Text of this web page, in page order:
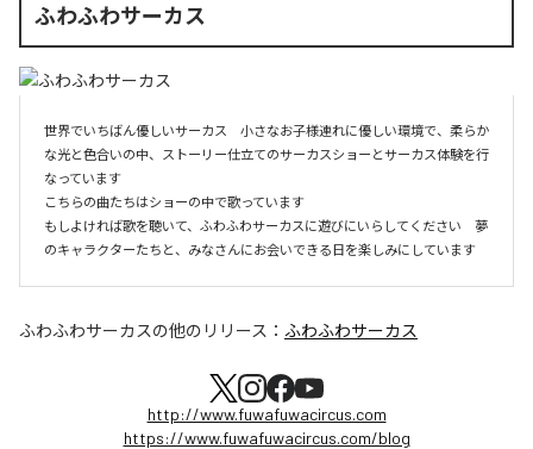
ふわふわサーカス
世界でいちばん優しいサーカス　小さなお子様連れに優しい環境で、柔らか
な光と色合いの中、ストーリー仕立てのサーカスショーとサーカス体験を行
なっています
こちらの曲たちはショーの中で歌っています
もしよければ歌を聴いて、ふわふわサーカスに遊びにいらしてください　夢
のキャラクターたちと、みなさんにお会いできる日を楽しみにしています
ふわふわサーカスの他のリリース： ふわふわサーカス
http://www.fuwafuwacircus.com
https://www.fuwafuwacircus.com/blog